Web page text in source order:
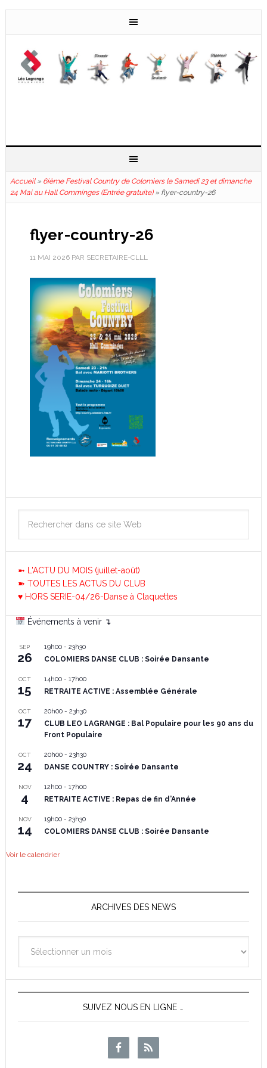
Accueil» 6ième Festival Country de Colomiers le Samedi 23 et dimanche
24 Mai au Hall Comminges (Entrée gratuite)» flyer-country-26
flyer-country-26
11 MAI 2026PAR SECRETAIRE-CLLL
➼ L'ACTU DU MOIS (juillet-août)
➽ TOUTES LES ACTUS DU CLUB
♥ HORS SERIE-04/26-Danse à Claquettes
Événements à venir ↴
SEP
26
19h00- 23h30
COLOMIERS DANSE CLUB : Soirée Dansante
OCT
15
14h00- 17h00
RETRAITE ACTIVE : Assemblée Générale
OCT
17
20h00- 23h30
CLUB LEO LAGRANGE : Bal Populaire pour les 90 ans du
Front Populaire
OCT
24
20h00- 23h30
DANSE COUNTRY : Soirée Dansante
NOV
4
12h00- 17h00
RETRAITE ACTIVE : Repas de fin d’Année
NOV
14
19h00- 23h30
COLOMIERS DANSE CLUB : Soirée Dansante
Voir le calendrier
ARCHIVES DES NEWS
des
News
SUIVEZ NOUS EN LIGNE …